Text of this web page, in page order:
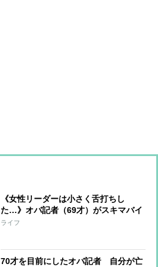
《女性リーダーは小さく舌打ちし
た…》オバ記者（69才）がスキマバイ
トに挑戦「私に肉体労働をする資格は
ライフ
70才を目前にしたオバ記者 自分が亡